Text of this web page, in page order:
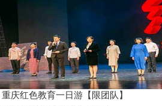
重庆红色教育一日游【限团队】